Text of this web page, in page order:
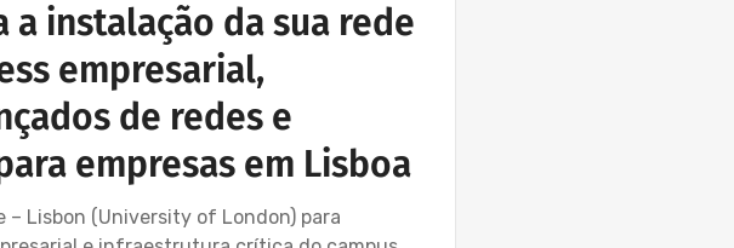
a instalação da sua rede
empresarial,
de redes e
empresas em Lisboa
– Lisbon (University of London) para